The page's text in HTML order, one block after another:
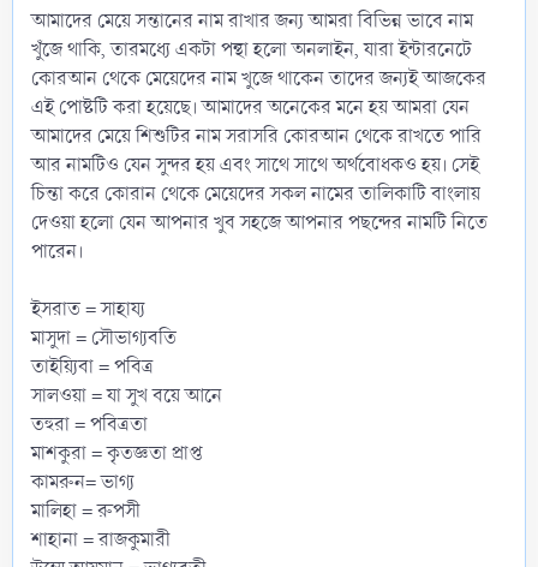
আমাদের মেয়ে সন্তানের নাম রাখার জন্য আমরা বিভিন্ন ভাবে নাম
খুঁজে থাকি, তারমধ্যে একটা পন্থা হলো অনলাইন, যারা ইন্টারনেটে
কোরআন থেকে মেয়েদের নাম খুজে থাকেন তাদের জন্যই আজকের
এই পোষ্টটি করা হয়েছে। আমাদের অনেকের মনে হয় আমরা যেন
আমাদের মেয়ে শিশুটির নাম সরাসরি কোরআন থেকে রাখতে পারি
আর নামটিও যেন সুন্দর হয় এবং সাথে সাথে অর্থবোধকও হয়। সেই
চিন্তা করে কোরান থেকে মেয়েদের সকল নামের তালিকাটি বাংলায়
দেওয়া হলো যেন আপনার খুব সহজে আপনার পছন্দের নামটি নিতে
পারেন।
ইসরাত = সাহায্য
মাসুদা = সৌভাগ্যবতি
তাইয়্যিবা = পবিত্র
সালওয়া = যা সুখ বয়ে আনে
তহুরা = পবিত্রতা
মাশকুরা = কৃতজ্ঞতা প্রাপ্ত
কামরুন= ভাগ্য
মালিহা = রুপসী
শাহানা = রাজকুমারী